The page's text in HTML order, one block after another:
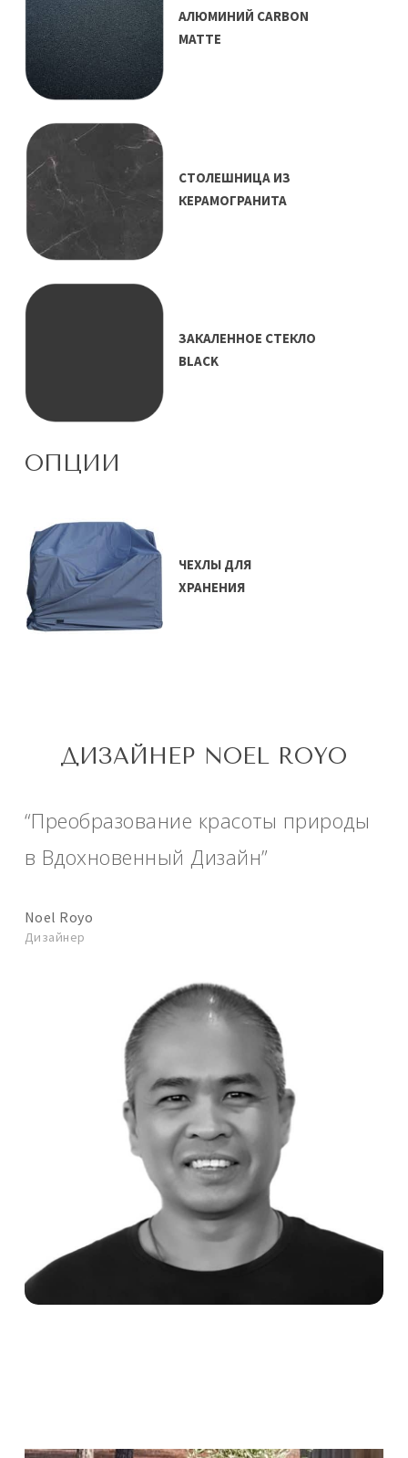
АЛЮМИНИЙ CARBON
MATTE
СТОЛЕШНИЦА ИЗ
КЕРАМОГРАНИТА
ЗАКАЛЕННОЕ СТЕКЛО
BLACK
ОПЦИИ
ЧЕХЛЫ ДЛЯ
ХРАНЕНИЯ
ДИЗАЙНЕР NOEL ROYO
“Преобразование красоты природы
в Вдохновенный Дизайн”
Noel Royo
Дизайнер